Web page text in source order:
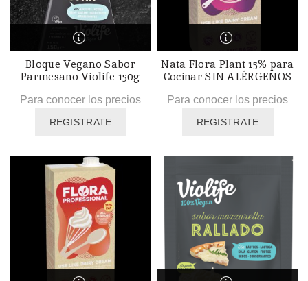
Bloque Vegano Sabor
Parmesano Violife 150g
Para conocer los precios
REGISTRATE
Nata Flora Plant 15% para
Cocinar SIN ALÉRGENOS
Para conocer los precios
REGISTRATE